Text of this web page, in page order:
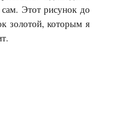
сам. Этот рисунок до
золотой, которым я